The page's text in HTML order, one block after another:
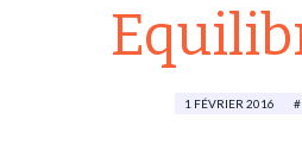
1 FÉVRIER 2016